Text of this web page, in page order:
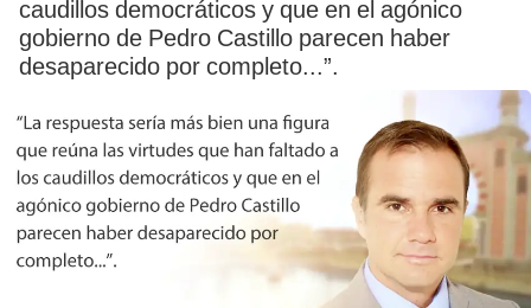
caudillos democráticos y que en el agónico
gobierno de Pedro Castillo parecen haber
desaparecido por completo...”.